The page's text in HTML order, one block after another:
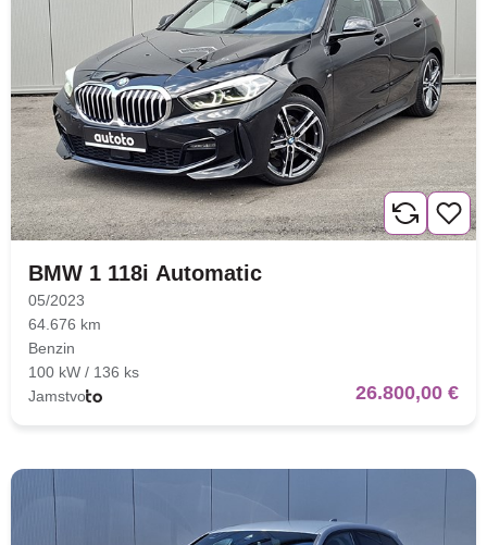
BMW 1 118i Automatic
05/2023
64.676 km
Benzin
100 kW / 136 ks
Jamstvo
26.800,00 €